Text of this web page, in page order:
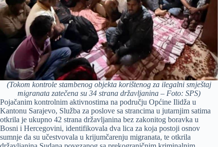
(Tokom kontrole stambenog objekta korištenog za ilegalni smještaj
migranata zatečena su 34 strana državljanina – Foto: SPS)
Pojačanim kontrolnim aktivnostima na području Općine Ilidža u
Kantonu Sarajevo, Služba za poslove sa strancima u jutarnjim satima
otkrila je ukupno 42 strana državljanina bez zakonitog boravka u
Bosni i Hercegovini, identifikovala dva lica za koja postoji osnov
sumnje da su učestvovala u krijumčarenju migranata, te otkrila